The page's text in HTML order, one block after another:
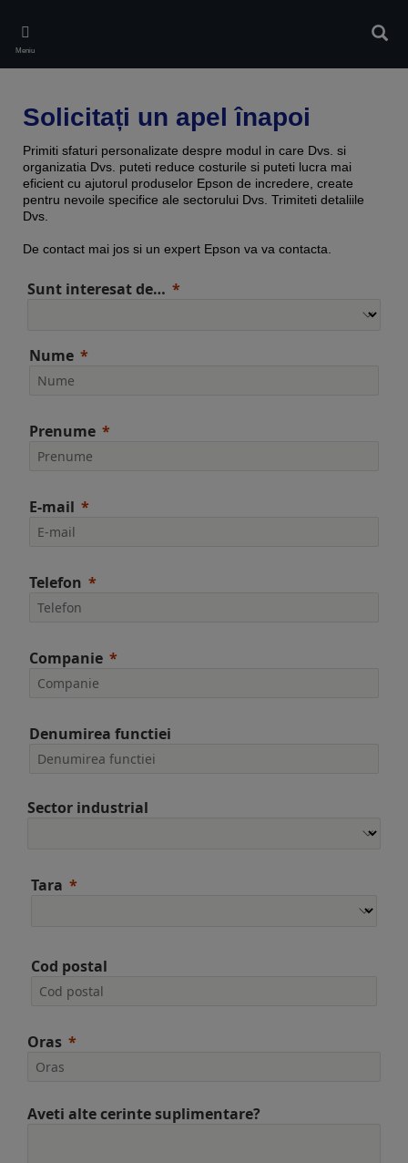
main
content
Meniu
Solicitați un apel înapoi
Primiti sfaturi personalizate despre modul in care Dvs. si
organizatia Dvs. puteti reduce costurile si puteti lucra mai
eficient cu ajutorul produselor Epson de incredere, create
pentru nevoile specifice ale sectorului Dvs. Trimiteti detaliile
Dvs.
De contact mai jos si un expert Epson va va contacta.
Sunt interesat de…
Nume
Prenume
E-mail
Telefon
Companie
Denumirea functiei
Sector industrial
Tara
Cod postal
Oras
Aveti alte cerinte suplimentare?